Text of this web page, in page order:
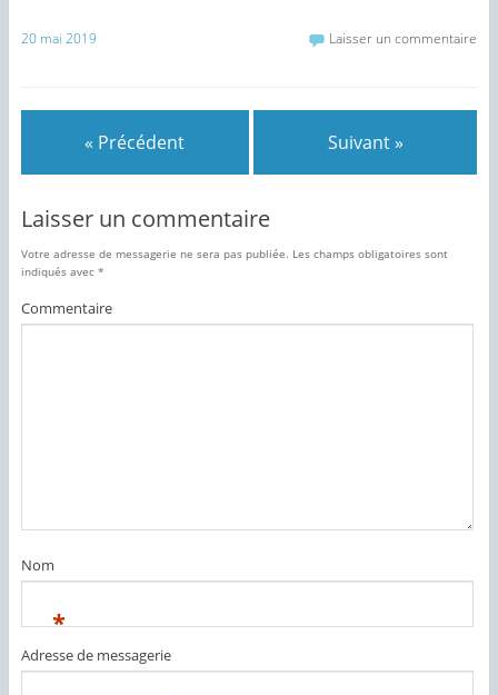
d
n
v
l
e
e
n
ê
r
e
u
e
n
u
l
l
t
r
20 mai 2019 Laisser un commentaire
« Précédent Suivant »
Laisser un commentaire
Votre adresse de messagerie ne sera pas publiée. Les champs obligatoires sont
indiqués avec *
Commentaire
Nom
*
Adresse de messagerie